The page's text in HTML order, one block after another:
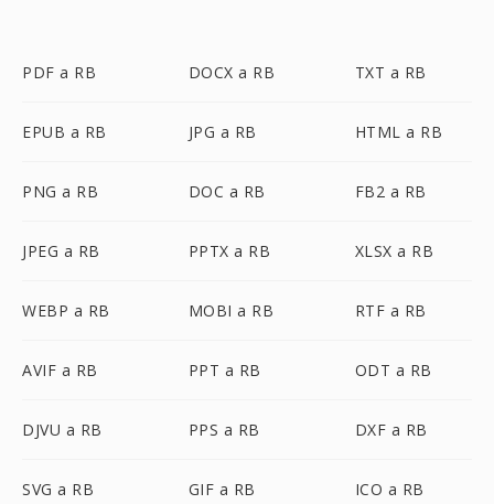
PDF a RB DOCX a RB TXT a RB
EPUB a RB JPG a RB HTML a RB
PNG a RB DOC a RB FB2 a RB
JPEG a RB PPTX a RB XLSX a RB
WEBP a RB MOBI a RB RTF a RB
AVIF a RB PPT a RB ODT a RB
DJVU a RB PPS a RB DXF a RB
SVG a RB GIF a RB ICO a RB